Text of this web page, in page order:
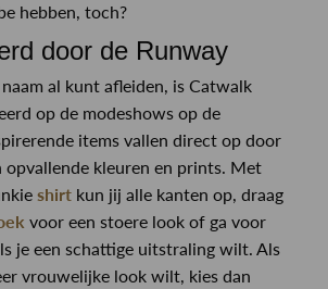
hebben, toch?
door de Runway
al kunt afleiden, is Catwalk
op de modeshows op de
items vallen direct op door
opvallende kleuren en prints. Met
shirt kun jij alle kanten op, draag
voor een stoere look of ga voor
je een schattige uitstraling wilt. Als
vrouwelijke look wilt, kies dan